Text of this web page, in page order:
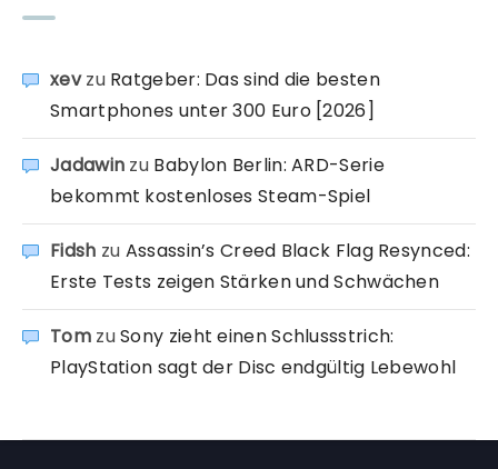
xevzu Ratgeber: Das sind die besten
Smartphones unter 300 Euro [2026]
Jadawin zu Babylon Berlin: ARD-Serie
bekommt kostenloses Steam-Spiel
Fidsh zu Assassin’s Creed Black Flag Resynced:
Erste Tests zeigen Stärken und Schwächen
TomzuSony zieht einen Schlussstrich:
PlayStation sagt der Disc endgültig Lebewohl